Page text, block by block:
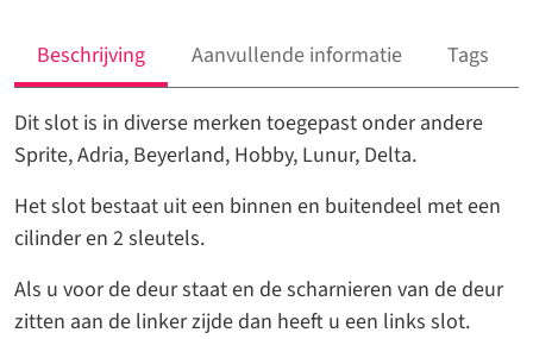
driehoek
compleet
RECHTS
aantal
Beschrijving Aanvullende informatie Tags
Dit slot is in diverse merken toegepast onder andere
Sprite, Adria, Beyerland, Hobby, Lunur, Delta.
Het slot bestaat uit een binnen en buitendeel met een
cilinder en 2 sleutels.
Als u voor de deur staat en de scharnieren van de deur
zitten aan de linker zijde dan heeft u een links slot.